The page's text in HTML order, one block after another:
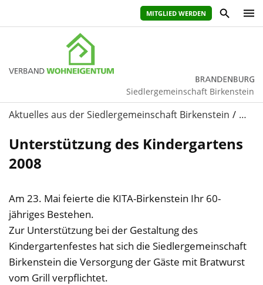
MITGLIED WERDEN
Siedlergemeinschaft Birkenstein
Aktuelles aus der Siedlergemeinschaft Birkenstein …
Unterstützung des Kindergartens
2008
Am 23. Mai feierte die KITA-Birkenstein Ihr 60-
jähriges Bestehen.
Zur Unterstützung bei der Gestaltung des
Kindergartenfestes hat sich die Siedlergemeinschaft
Birkenstein die Versorgung der Gäste mit Bratwurst
vom Grill verpflichtet.